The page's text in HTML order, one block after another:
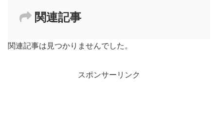
関連記事
関連記事は見つかりませんでした。
スポンサーリンク